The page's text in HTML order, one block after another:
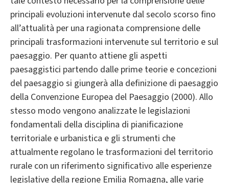
principali evoluzioni intervenute dal secolo scorso fino
all’attualità per una ragionata comprensione delle
principali trasformazioni intervenute sul territorio e sul
paesaggio. Per quanto attiene gli aspetti
paesaggistici partendo dalle prime teorie e concezioni
del paesaggio si giungerà alla definizione di paesaggio
della Convenzione Europea del Paesaggio (2000). Allo
stesso modo vengono analizzate le legislazioni
fondamentali della disciplina di pianificazione
territoriale e urbanistica e gli strumenti che
attualmente regolano le trasformazioni del territorio
rurale con un riferimento significativo alle esperienze
legislative della regione Emilia Romagna, alle varie